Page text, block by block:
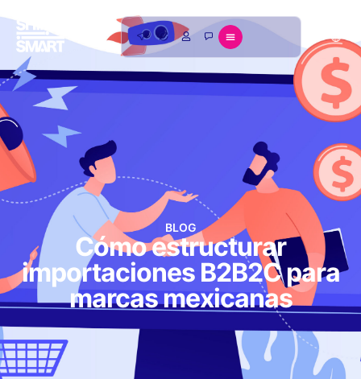
BLOG
Cómo estructurar
importaciones B2B2C para
marcas mexicanas